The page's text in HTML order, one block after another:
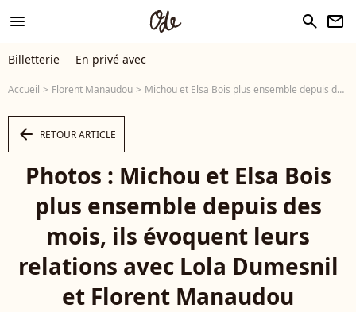
menu search newsletter
Billetterie En privé avec
Accueil Florent Manaudou Michou et Elsa Bois plus ensemble depuis des mois, ils évoquent leurs relations avec Lola Dumesnil et Florent Manaudou
arrow_left RETOUR ARTICLE
Photos : Michou et Elsa Bois
plus ensemble depuis des
mois, ils évoquent leurs
relations avec Lola Dumesnil
et Florent Manaudou